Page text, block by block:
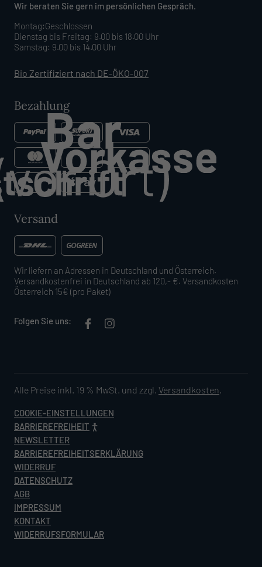
Wir beraten Sie gern im persönlichen Gespräch.
Montag:Geschlossen
Dienstag bis Freitag: 9.00 bis 18.00 Uhr
Samstag: 9.00 bis 14.00 Uhr
Bio Zertifiziert nach DE-ÖKO-007
Bezahlung
Versand
Wir liefern an Adressen in Deutschland und Österreich.
Versandkostenfrei in Deutschland ab 120,- €. Versandkosten
Österreich 15€ (pro Paket)
Folgen Sie uns:
Alle Preise inkl. 19 % MwSt. und zzgl. Versandkosten.
COOKIE-EINSTELLUNGEN
BARRIEREFREIHEIT
NEWSLETTER
BARRIEREFREIHEITSERKLÄRUNG
WIDERRUF
DATENSCHUTZ
AGB
IMPRESSUM
KONTAKT
WIDERRUFSFORMULAR